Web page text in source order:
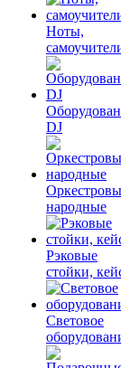
Ноты,
DJ
народные
Рэковые
стойки,
Световое